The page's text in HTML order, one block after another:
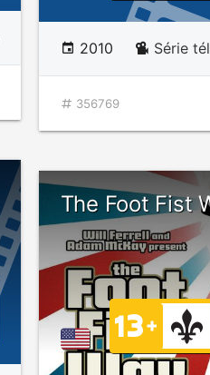
2010 Série
356769
The Foot Fist